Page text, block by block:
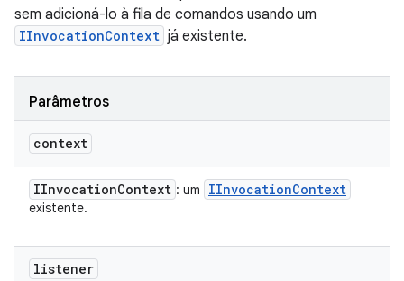
sem adicioná-lo à fila de comandos usando um
IInvocationContext já existente.
Parâmetros
context
IInvocationContext : um IInvocationContext
existente.
listener